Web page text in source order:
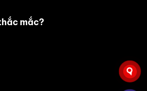
mắc?